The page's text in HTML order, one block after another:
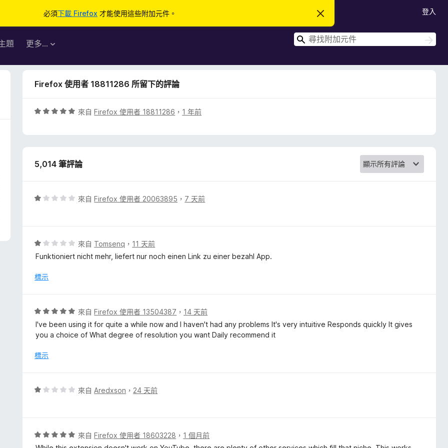
必須下載 Firefox 才能使用這些附加元件。
忽
此
通
知
題 更多…
登入
搜
搜
尋
Firefox 使用者 18811286 所留下的評論
評
滿
分
來自Firefox 使用者 18811286 ， 1 年前
5,014 筆評論
評
，
分
5
分
來自Firefox 使用者 20063895 ， 7 天前
評
價
分
分
5
分
來自 Tomsenq ， 11 天前
Funktioniert nicht mehr, liefert nur noch einen Link zu einer bezahl App.
標示
評
價
5
，
5
分
來自Firefox 使用者 13504387 ， 14 天前
I've been using it for quite a while now and I haven't had any problems It's very intuitive Responds quickly It gives
you a choice of What degree of resolution you want Daily recommend it
標示
評
，
來自Aredxson ， 24 天前
評
價
來自Firefox 使用者 18603228 ， 1 個月前